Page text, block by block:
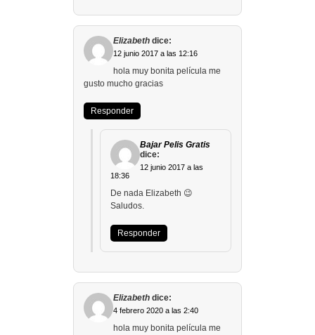
Elizabeth dice:
12 junio 2017 a las 12:16
hola muy bonita película me
gusto mucho gracias
Responder
Bajar Pelis Gratis
dice:
12 junio 2017 a las
18:36
De nada Elizabeth 😉
Saludos.
Responder
Elizabeth dice:
4 febrero 2020 a las 2:40
hola muy bonita película me